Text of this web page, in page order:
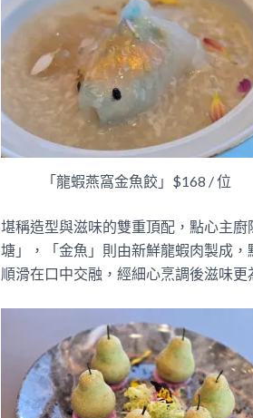
「龍蝦燕窩金魚餃」$168 / 位
堪稱造型與滋味的雙重頂配，點心主
塘」，「金魚」則由新鮮龍蝦肉製成
順滑在口中交融，經細心烹調後滋味